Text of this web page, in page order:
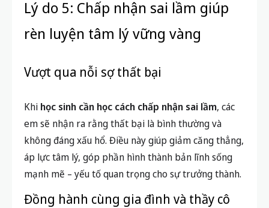
Lý do 5: Chấp nhận sai lầm giúp
rèn luyện tâm lý vững vàng
Vượt qua nỗi sợ thất bại
Khi học sinh cần học cách chấp nhận sai lầm, các
em sẽ nhận ra rằng thất bại là bình thường và
không đáng xấu hổ. Điều này giúp giảm căng thẳng,
áp lực tâm lý, góp phần hình thành bản lĩnh sống
mạnh mẽ – yếu tố quan trọng cho sự trưởng thành.
Đồng hành cùng gia đình và thầy cô